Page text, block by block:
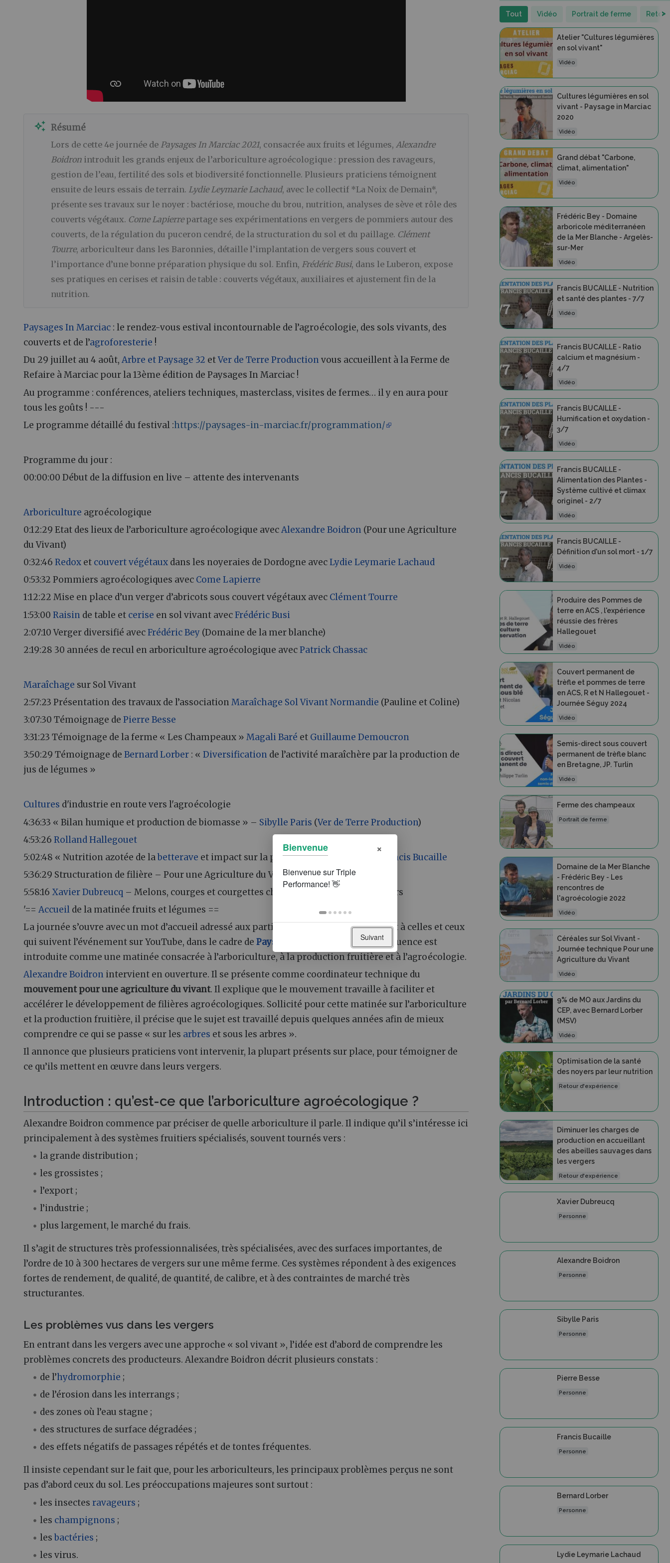
auto_awesome Résumé
Lors de cette 4e journée de Paysages In Marciac 2021, consacrée aux fruits et légumes, Alexandre
Boidron introduit les grands enjeux de l’arboriculture agroécologique : pression des ravageurs,
gestion de l’eau, fertilité des sols et biodiversité fonctionnelle. Plusieurs praticiens témoignent
ensuite de leurs essais de terrain. Lydie Leymarie Lachaud, avec le collectif *La Noix de Demain*,
présente ses travaux sur le noyer : bactériose, mouche du brou, nutrition, analyses de sève et rôle des
couverts végétaux. Come Lapierrepartage ses expérimentations en vergers de pommiers autour des
couverts, de la régulation du puceron cendré, de la structuration du sol et du paillage. Clément
Tourre, arboriculteur dans les Baronnies, détaille l’implantation de vergers sous couvert et
l’importance d’une bonne préparation physique du sol. Enfin, Frédéric Busi, dans le Luberon, expose
ses pratiques en cerises et raisin de table : couverts végétaux, auxiliaires et ajustement fin de la
nutrition.
Paysages In Marciac : le rendez-vous estival incontournable de l’agroécologie, des sols vivants, des
couverts et de l’agroforesterie !
Du 29 juillet au 4 août, Arbre et Paysage 32 etVer de Terre Production vous accueillent à la Ferme de
Refaire à Marciac pour la 13ème édition de Paysages In Marciac !
Au programme : conférences, ateliers techniques, masterclass, visites de fermes… il y en aura pour
tous les goûts ! ---
Le programme détaillé du festival :https://paysages-in-marciac.fr/programmation/
Programme du jour :
00:00:00 Début de la diffusion en live – attente des intervenants
Arboriculture agroécologique
0:12:29 Etat des lieux de l’arboriculture agroécologique avecAlexandre Boidron (Pour une Agriculture
du Vivant)
0:32:46 Redox et couvert végétaux dans les noyeraies de Dordogne avecLydie Leymarie Lachaud
0:53:32 Pommiers agroécologiques avec Come Lapierre
1:12:22 Mise en place d’un verger d’abricots sous couvert végétaux avec Clément Tourre
1:53:00 Raisin de table et cerise en sol vivant avecFrédéric Busi
2:07:10 Verger diversifié avecFrédéric Bey (Domaine de la mer blanche)
2:19:28 30 années de recul en arboriculture agroécologique avecPatrick Chassac
Maraîchage sur Sol Vivant
2:57:23 Présentation des travaux de l’association Maraîchage Sol VivantNormandie (Pauline et Coline)
3:07:30 Témoignage de Pierre Besse
3:31:23 Témoignage de la ferme « Les Champeaux » Magali Baré et Guillaume Demoucron
3:50:29 Témoignage de Bernard Lorber : « Diversification de l’activité maraîchère par la production de
jus de légumes »
Cultures d'industrie en route vers l'agroécologie
4:36:33 « Bilan humique et production de biomasse » – Sibylle Paris (Ver de Terre Production)
4:53:26 Rolland Hallegouet
5:02:48 « Nutrition azotée de labetterave et impact sur la présence dupuceron
Francis Bucaille
5:36:29 Structuration de filière – Pour une Agriculture du Vivant
5:58:16 Xavier Dubreucq – Melons, courges et courgettes chez des agriculteurs légumiers
'== Accueil de la matinée fruits et légumes ==
La journée s’ouvre avec un mot d’accueil adressé aux participants présents sur place et à celles et ceux
qui suivent l’événement sur YouTube, dans le cadre de Paysages In Marciac 2021. La séquence est
introduite comme une matinée consacrée à l’arboriculture, à la production fruitière et à l’agroécologie.
Alexandre Boidron intervient en ouverture. Il se présente comme coordinateur technique du
mouvement pour une agriculture du vivant. Il explique que le mouvement travaille à faciliter et
accélérer le développement de filières agroécologiques. Sollicité pour cette matinée sur l’arboriculture
et la production fruitière, il précise que le sujet est travaillé depuis quelques années afin de mieux
comprendre ce qui se passe « sur les arbres et sous les arbres ».
Il annonce que plusieurs praticiens vont intervenir, la plupart présents sur place, pour témoigner de
ce qu’ils mettent en œuvre dans leurs vergers.
Introduction : qu’est-ce que l’arboriculture agroécologique ?
Alexandre Boidron commence par préciser de quelle arboriculture il parle. Il indique qu’il s’intéresse ici
principalement à des systèmes fruitiers spécialisés, souvent tournés vers :
la grande distribution ;
les grossistes ;
l’export ;
l’industrie ;
plus largement, le marché du frais.
Il s’agit de structures très professionnalisées, très spécialisées, avec des surfaces importantes, de
l’ordre de 10 à 300 hectares de vergers sur une même ferme. Ces systèmes répondent à des exigences
fortes de rendement, de qualité, de quantité, de calibre, et à des contraintes de marché très
structurantes.
Les problèmes vus dans les vergers
En entrant dans les vergers avec une approche « sol vivant », l’idée est d’abord de comprendre les
problèmes concrets des producteurs. Alexandre Boidron décrit plusieurs constats :
de l’hydromorphie ;
de l’érosion dans les interrangs ;
des zones où l’eau stagne ;
des structures de surface dégradées ;
des effets négatifs de passages répétés et de tontes fréquentes.
Il insiste cependant sur le fait que, pour les arboriculteurs, les principaux problèmes perçus ne sont
pas d’abord ceux du sol. Les préoccupations majeures sont surtout :
les insectesravageurs ;
les champignons ;
lesbactéries ;
les virus.
Tout Vidéo Portrait de ferme >
Atelier "Cultures légumières
en sol vivant"
Vidéo
Cultures légumières en sol
vivant - Paysage in Marciac
2020
Vidéo
Grand débat "Carbone,
climat, alimentation"
Vidéo
Frédéric Bey - Domaine
arboricole méditerranéen
de la Mer Blanche - Argelès-
sur-Mer
Vidéo
Francis BUCAILLE - Nutrition
et santé des plantes - 7/7
Vidéo
Francis BUCAILLE - Ratio
calcium et magnésium -
4/7
Vidéo
Francis BUCAILLE -
Humification et oxydation -
3/7
Vidéo
Francis BUCAILLE -
Alimentation des Plantes -
Système cultivé et climax
originel - 2/7
Vidéo
Francis BUCAILLE -
Définition d'un sol mort - 1/7
Vidéo
Produire des Pommes de
terre en ACS , l'expérience
réussie des frères
Hallegouet
Vidéo
Couvert permanent de
trèfle et pommes de terre
en ACS, R et N Hallegouet -
Journée Séguy 2024
Vidéo
Semis-direct sous couvert
permanent de trèfle blanc
en Bretagne, JP. Turlin
Vidéo
Ferme des champeaux
Portrait de ferme
Domaine de la Mer Blanche
- Frédéric Bey - Les
rencontres de
l'agroécologie 2022
Vidéo
Céréales sur Sol Vivant -
Journée technique Pour une
Agriculture du Vivant
Vidéo
9% de MO aux Jardins du
CEP, avec Bernard Lorber
(MSV)
Vidéo
Optimisation de la santé
des noyers par leur nutrition
Retour d'expérience
Diminuer les charges de
production en accueillant
des abeilles sauvages dans
les vergers
Retour d'expérience
Xavier Dubreucq
Personne
Alexandre Boidron
Personne
Sibylle Paris
Personne
Pierre Besse
Personne
Francis Bucaille
Personne
Bernard Lorber
Personne
Lydie Leymarie Lachaud
Bienvenue ×
Suivant